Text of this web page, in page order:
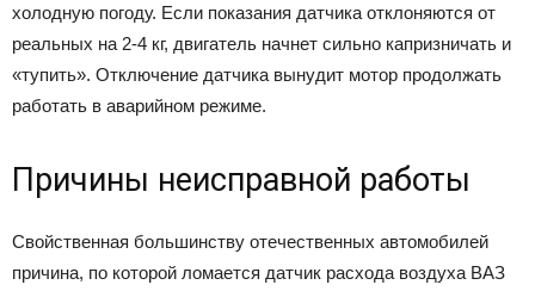
холодную погоду. Если показания датчика отклоняются от
реальных на 2-4 кг, двигатель начнет сильно капризничать и
«тупить». Отключение датчика вынудит мотор продолжать
работать в аварийном режиме.
Причины неисправной работы
Свойственная большинству отечественных автомобилей
причина, по которой ломается датчик расхода воздуха ВАЗ